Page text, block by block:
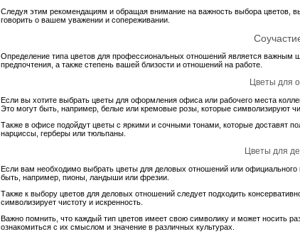
Следуя этим рекомендациям и обращая внимание на важность выбора цветов,
говорить о вашем уважении и сопереживании.
Определение типа цветов для профессиональных отношений является важным
предпочтения, а также степень вашей близости и отношений на работе.
Цветы для
Если вы хотите выбрать цветы для оформления офиса или рабочего места
Это могут быть, например, белые или кремовые розы, которые символизируют
Также в офисе подойдут цветы с яркими и сочными тонами, которые доставят
нарциссы, герберы или тюльпаны.
Цветы для
Если вам необходимо выбрать цветы для деловых отношений или
быть, например, пионы, ландыши или фрезии.
Также к выбору цветов для деловых отношений следует подходить
символизирует чистоту и искренность.
Важно помнить, что каждый тип цветов имеет свою символику и может носить
ознакомиться с их смыслом и значение в различных культурах.